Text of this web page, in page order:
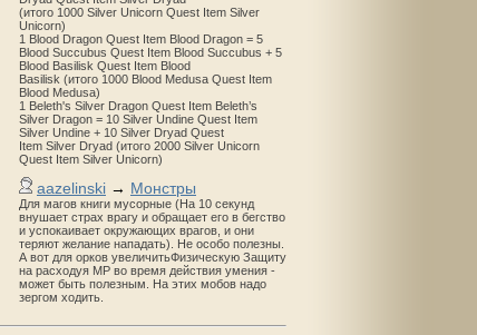
(итого 1000 Silver Unicorn Quest Item Silver
Unicorn)
1 Blood Dragon Quest Item Blood Dragon = 5
Blood Succubus Quest Item Blood Succubus + 5
Blood Basilisk Quest Item Blood
Basilisk (итого 1000 Blood Medusa Quest Item
Blood Medusa)
1 Beleth's Silver Dragon Quest Item Beleth’s
Silver Dragon = 10 Silver Undine Quest Item
Silver Undine + 10 Silver Dryad Quest
Item Silver Dryad (итого 2000 Silver Unicorn
Quest Item Silver Unicorn)
aazelinski → Монстры
Для магов книги мусорные (На 10 секунд
внушает страх врагу и обращает его в бегство
и успокаивает окружающих врагов, и они
теряют желание нападать). Не особо полезны.
А вот для орков увеличитьФизическую Защиту
на расходуя MP во время действия умения -
может быть полезным. На этих мобов надо
зергом ходить.